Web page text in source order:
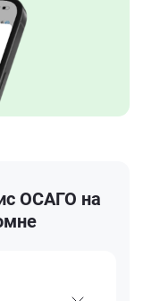
ОСАГО на